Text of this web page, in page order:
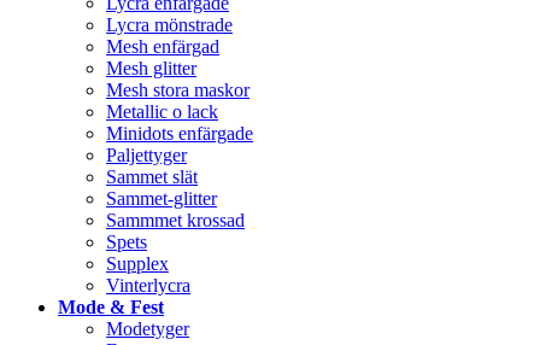
Lycra mönstrade
Mesh enfärgad
Mesh glitter
Mesh stora maskor
Metallic o lack
Minidots enfärgade
Paljettyger
Sammet slät
Sammet-glitter
Sammmet krossad
Spets
Supplex
Vinterlycra
Mode & Fest
Modetyger